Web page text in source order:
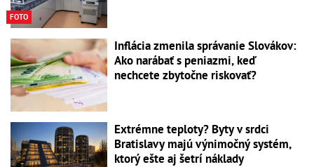
FOTO
Inflácia zmenila správanie Slovákov:
Ako narábať s peniazmi, keď
nechcete zbytočne riskovať?
Extrémne teploty? Byty v srdci
Bratislavy majú výnimočný systém,
ktorý ešte aj šetrí náklady